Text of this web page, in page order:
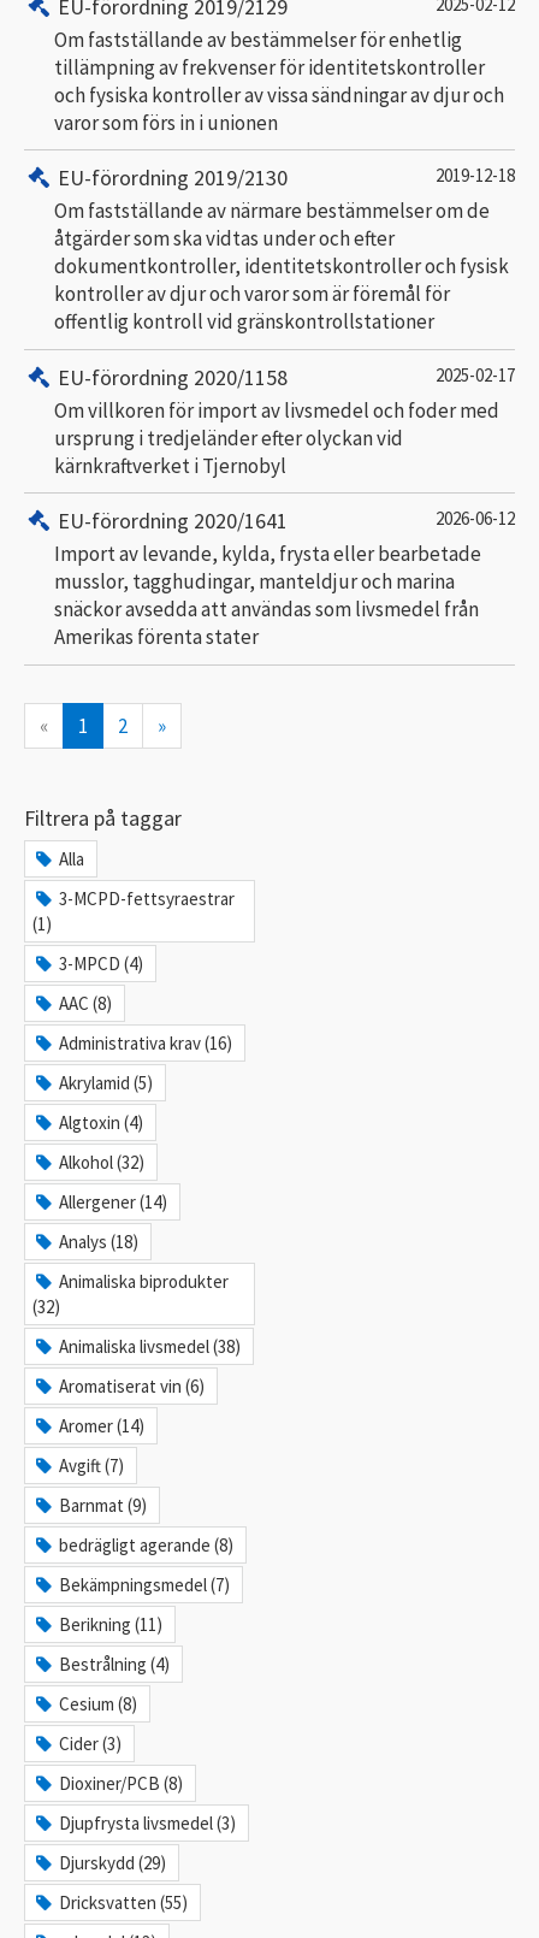
EU-förordning 2019/2129
Om fastställande av bestämmelser för enhetlig
tillämpning av frekvenser för identitetskontroller
och fysiska kontroller av vissa sändningar av djur och
varor som förs in i unionen
EU-förordning 2019/2130 2019-12-18
Om fastställande av närmare bestämmelser om de
åtgärder som ska vidtas under och efter
dokumentkontroller, identitetskontroller och fysisk
kontroller av djur och varor som är föremål för
offentlig kontroll vid gränskontrollstationer
EU-förordning 2020/1158 2025-02-17
Om villkoren för import av livsmedel och foder med
ursprung i tredjeländer efter olyckan vid
kärnkraftverket i Tjernobyl
EU-förordning 2020/1641 2026-06-12
Import av levande, kylda, frysta eller bearbetade
musslor, tagghudingar, manteldjur och marina
snäckor avsedda att användas som livsmedel från
Amerikas förenta stater
« 1 2 »
Filtrera på taggar
Alla
3-MCPD-fettsyraestrar
(1)
3-MPCD (4)
AAC (8)
Administrativa krav (16)
Akrylamid (5)
Algtoxin (4)
Alkohol (32)
Allergener (14)
Analys (18)
Animaliska biprodukter
(32)
Animaliska livsmedel (38)
Aromatiserat vin (6)
Aromer (14)
Avgift (7)
Barnmat (9)
bedrägligt agerande (8)
Bekämpningsmedel (7)
Berikning (11)
Bestrålning (4)
Cesium (8)
Cider (3)
Dioxiner/PCB (8)
Djupfrysta livsmedel (3)
Djurskydd (29)
Dricksvatten (55)